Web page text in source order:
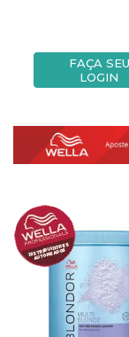
FAÇA SEU
LOGIN